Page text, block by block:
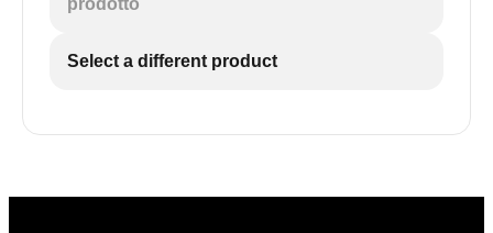
prodotto
Select a different product